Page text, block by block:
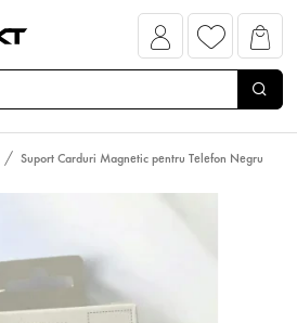
Suport Carduri Magnetic pentru Telefon Negru